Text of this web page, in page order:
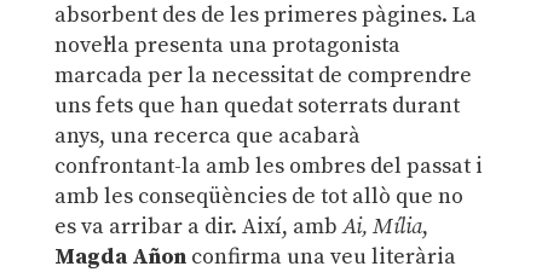
absorbent des de les primeres pàgines. La
novel·la presenta una protagonista
marcada per la necessitat de comprendre
uns fets que han quedat soterrats durant
anys, una recerca que acabarà
confrontant-la amb les ombres del passat i
amb les conseqüències de tot allò que no
es va arribar a dir. Així, ambAi, Mília,
Magda Añonconfirma una veu literària